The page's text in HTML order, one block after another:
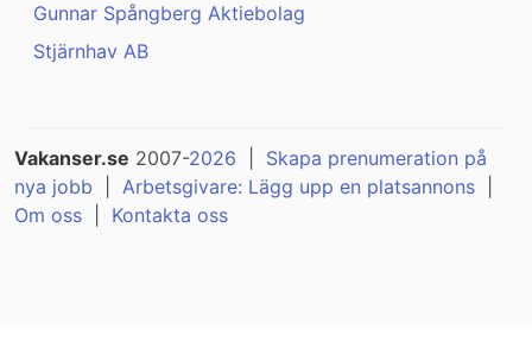
Gunnar Spångberg Aktiebolag
Stjärnhav AB
Vakanser.se 2007-2026
Skapa prenumeration på
nya jobb
Arbetsgivare: Lägg upp en platsannons
Om oss
Kontakta oss